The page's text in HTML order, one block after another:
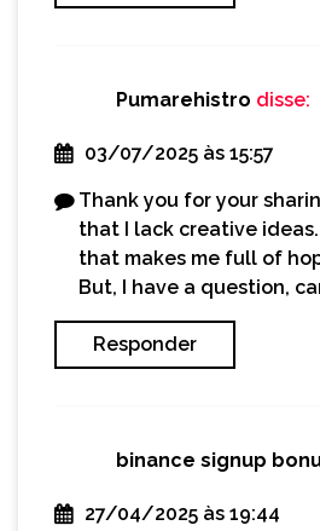
Pumarehistro disse:
03/07/2025 às 15:57
Thank you for your
that I lack creative
that makes me full of
But, I have a question,
Responder
binance signup
27/04/2025 às 19:44